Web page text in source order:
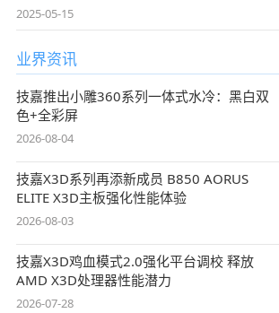
2025-05-15
业界资讯
技嘉推出小雕360系列一体式水冷：黑白双
色+全彩屏
2026-08-04
技嘉X3D系列再添新成员 B850 AORUS
ELITE X3D主板强化性能体验
2026-08-03
技嘉X3D鸡血模式2.0强化平台调校 释放
AMD X3D处理器性能潜力
2026-07-28